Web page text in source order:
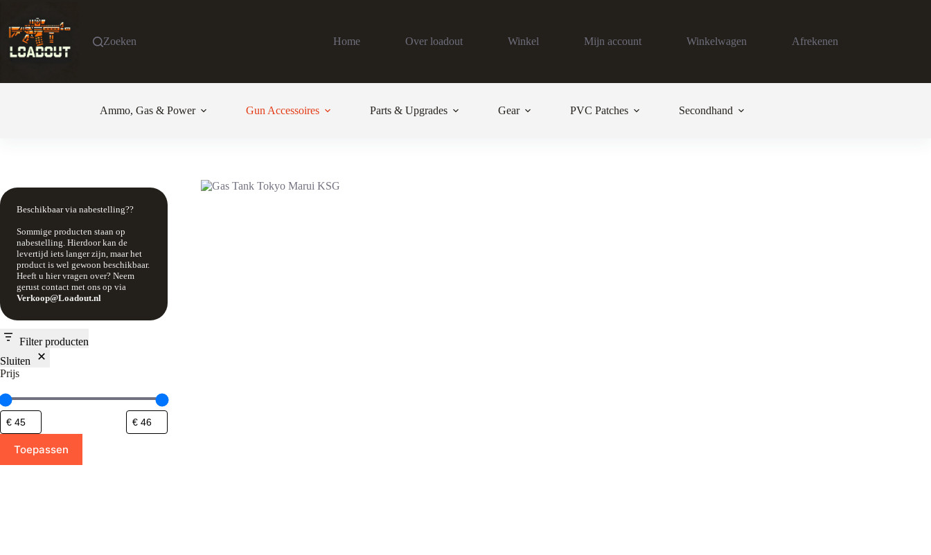
de
inhoud
Zoeken Home Over loadout Winkel Mijn account Winkelwagen Afrekenen
Ammo, Gas & Power Gun Accessoires Parts & Upgrades Gear PVC Patches Secondhand
Beschikbaar via nabestelling??
Sommige producten staan op
nabestelling. Hierdoor kan de
levertijd iets langer zijn, maar het
product is wel gewoon beschikbaar.
Heeft u hier vragen over? Neem
gerust contact met ons op via
Verkoop@Loadout.nl
Filter producten
Sluiten
Prijs
Toepassen